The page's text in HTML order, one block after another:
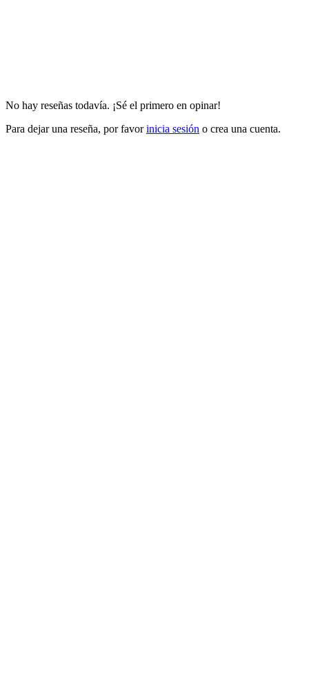
No hay reseñas todavía. ¡Sé el primero en opinar!
Para dejar una reseña, por favorinicia sesión o crea una cuenta.